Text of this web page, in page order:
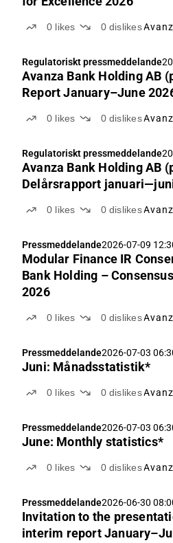
0 likes 0 dislikes
Regulatoriskt pressmeddelande
Avanza Bank Holding AB
Report January–June
0 likes 0 dislikes
Regulatoriskt pressmeddelande
Avanza Bank Holding AB
Delårsrapport
0 likes 0 dislikes
Pressmeddelande2026-07-09
Modular Finance IR
Bank Holding –
2026
0 likes 0 dislikes
Pressmeddelande2026-07-03
Juni: Månadsstatistik*
0 likes 0 dislikes
Pressmeddelande2026-07-03
June: Monthly statistics*
0 likes 0 dislikes
Pressmeddelande2026-06-30
Invitation to the
interim report